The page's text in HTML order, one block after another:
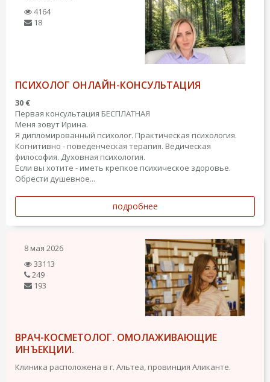
4164
18
ПСИХОЛОГ ОНЛАЙН-КОНСУЛЬТАЦИЯ
30 €
Первая консультация БЕСПЛАТНАЯ
Меня зовут Ирина.
Я дипломированный психолог. Практическая психология.
Когнитивно - поведенческая терапия. Ведическая
философия. Духовная психология.
Если вы хотите - иметь крепкое психическое здоровье.
Обрести душевное...
подробнее
8 мая 2026
33113
249
193
ВРАЧ-КОСМЕТОЛОГ. ОМОЛАЖИВАЮЩИЕ
ИНЪЕКЦИИ.
Клиника расположена в г. Альтеа, провинция Аликанте.